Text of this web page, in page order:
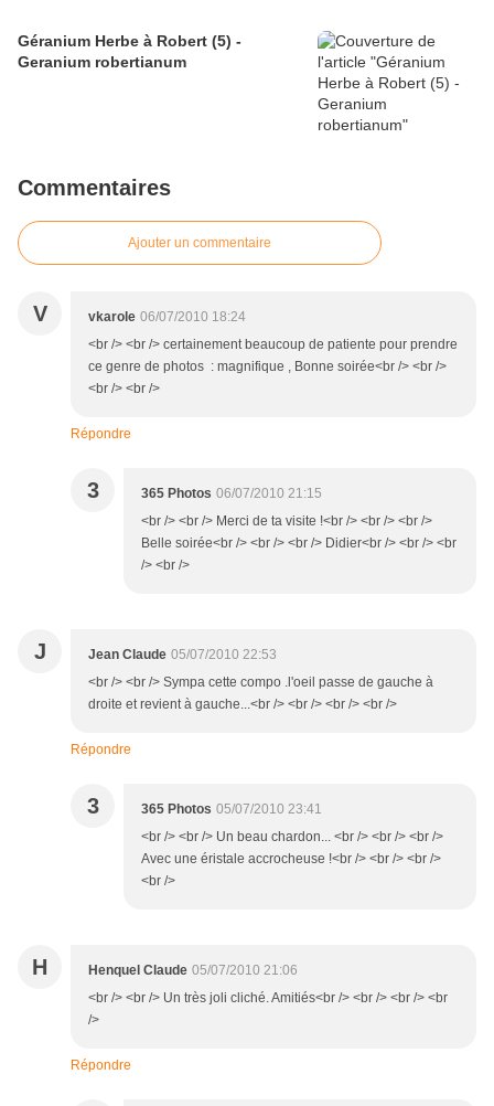
Géranium Herbe à Robert (5) -
Geranium robertianum
Commentaires
Ajouter un commentaire
V vkarole 06/07/2010 18:24
<br /> <br /> certainement beaucoup de patiente pour prendre
ce genre de photos : magnifique , Bonne soirée<br /> <br />
<br /> <br />
Répondre
3 365 Photos 06/07/2010 21:15
<br /> <br /> Merci de ta visite !<br /> <br /> <br />
Belle soirée<br /> <br /> <br /> Didier<br /> <br /> <br
/> <br />
J Jean Claude 05/07/2010 22:53
<br /> <br /> Sympa cette compo .l'oeil passe de gauche à
droite et revient à gauche...<br /> <br /> <br /> <br />
Répondre
3 365 Photos 05/07/2010 23:41
<br /> <br /> Un beau chardon... <br /> <br /> <br />
Avec une éristale accrocheuse !<br /> <br /> <br />
<br />
H Henquel Claude 05/07/2010 21:06
<br /> <br /> Un très joli cliché. Amitiés<br /> <br /> <br /> <br
/>
Répondre